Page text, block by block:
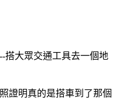
搭大眾交通工具去一個地
證明真的是搭車到了那個